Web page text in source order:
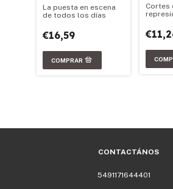
La puesta en escena
de todos los días
€16,59
Cortes
CONTACTÁNOS
5491171644401